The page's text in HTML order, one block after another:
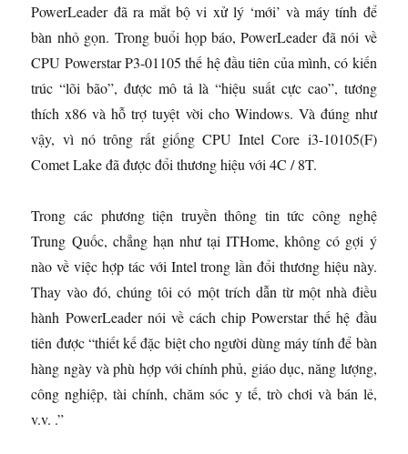
PowerLeader đã ra mắt bộ vi xử lý ‘mới’ và máy tính để
bàn nhỏ gọn. Trong buổi họp báo, PowerLeader đã nói về
CPU Powerstar P3-01105 thế hệ đầu tiên của mình, có kiến
​​trúc “lõi bão”, được mô tả là “hiệu suất cực cao”, tương
thích x86 và hỗ trợ tuyệt vời cho Windows. Và đúng như
vậy, vì nó trông rất giống CPU Intel Core i3-10105(F)
Comet Lake đã được đổi thương hiệu với 4C / 8T.
Trong các phương tiện truyền thông tin tức công nghệ
Trung Quốc, chẳng hạn như tại ITHome, không có gợi ý
nào về việc hợp tác với Intel trong lần đổi thương hiệu này.
Thay vào đó, chúng tôi có một trích dẫn từ một nhà điều
hành PowerLeader nói về cách chip Powerstar thế hệ đầu
tiên được “thiết kế đặc biệt cho người dùng máy tính để bàn
hàng ngày và phù hợp với chính phủ, giáo dục, năng lượng,
công nghiệp, tài chính, chăm sóc y tế, trò chơi và bán lẻ,
v.v. .”